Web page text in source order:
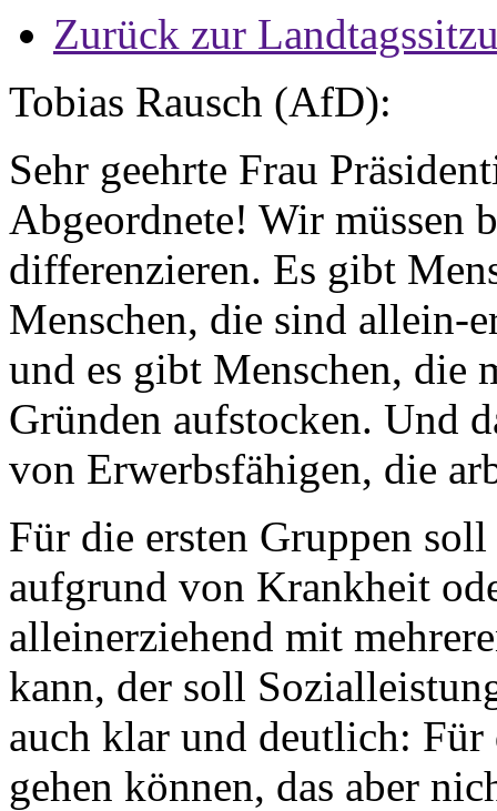
Zurück zur
Tobias Rausch (AfD):
Sehr geehrte Frau
Abgeordnete! Wir müssen
differenzieren. Es gibt
Menschen, die sind allein-
und es gibt Menschen, die
Gründen aufstocken. Und
von Erwerbsfähigen, die
Für die ersten Gruppen
aufgrund von Krankheit
alleinerziehend mit
kann, der soll
auch klar und deutlich:
gehen können, das aber